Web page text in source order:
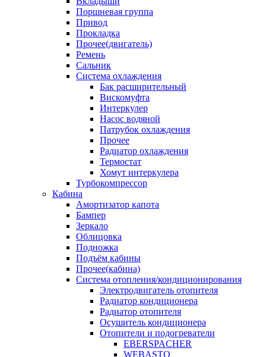
Поршневая группа
Привод
Прокладка
Прочее(двигатель)
Ремень
Сальник
Система охлаждения
Бак расширительный
Вискомуфта
Интеркулер
Насос водяной
Патрубок охлаждения
Прочее
Радиатор охлаждения
Термостат
Хомут интеркулера
Турбокомпрессор
Кабина
Амортизатор капота
Бампер
Зеркало
Облицовка
Подножка
Подъём кабины
Прочее(кабина)
Система отопления/кондиционирования
Электродвигатель отопителя
Радиатор кондиционера
Радиатор отопителя
Осушитель кондиционера
Отопители и подогреватели
EBERSPACHER
WEBASTO